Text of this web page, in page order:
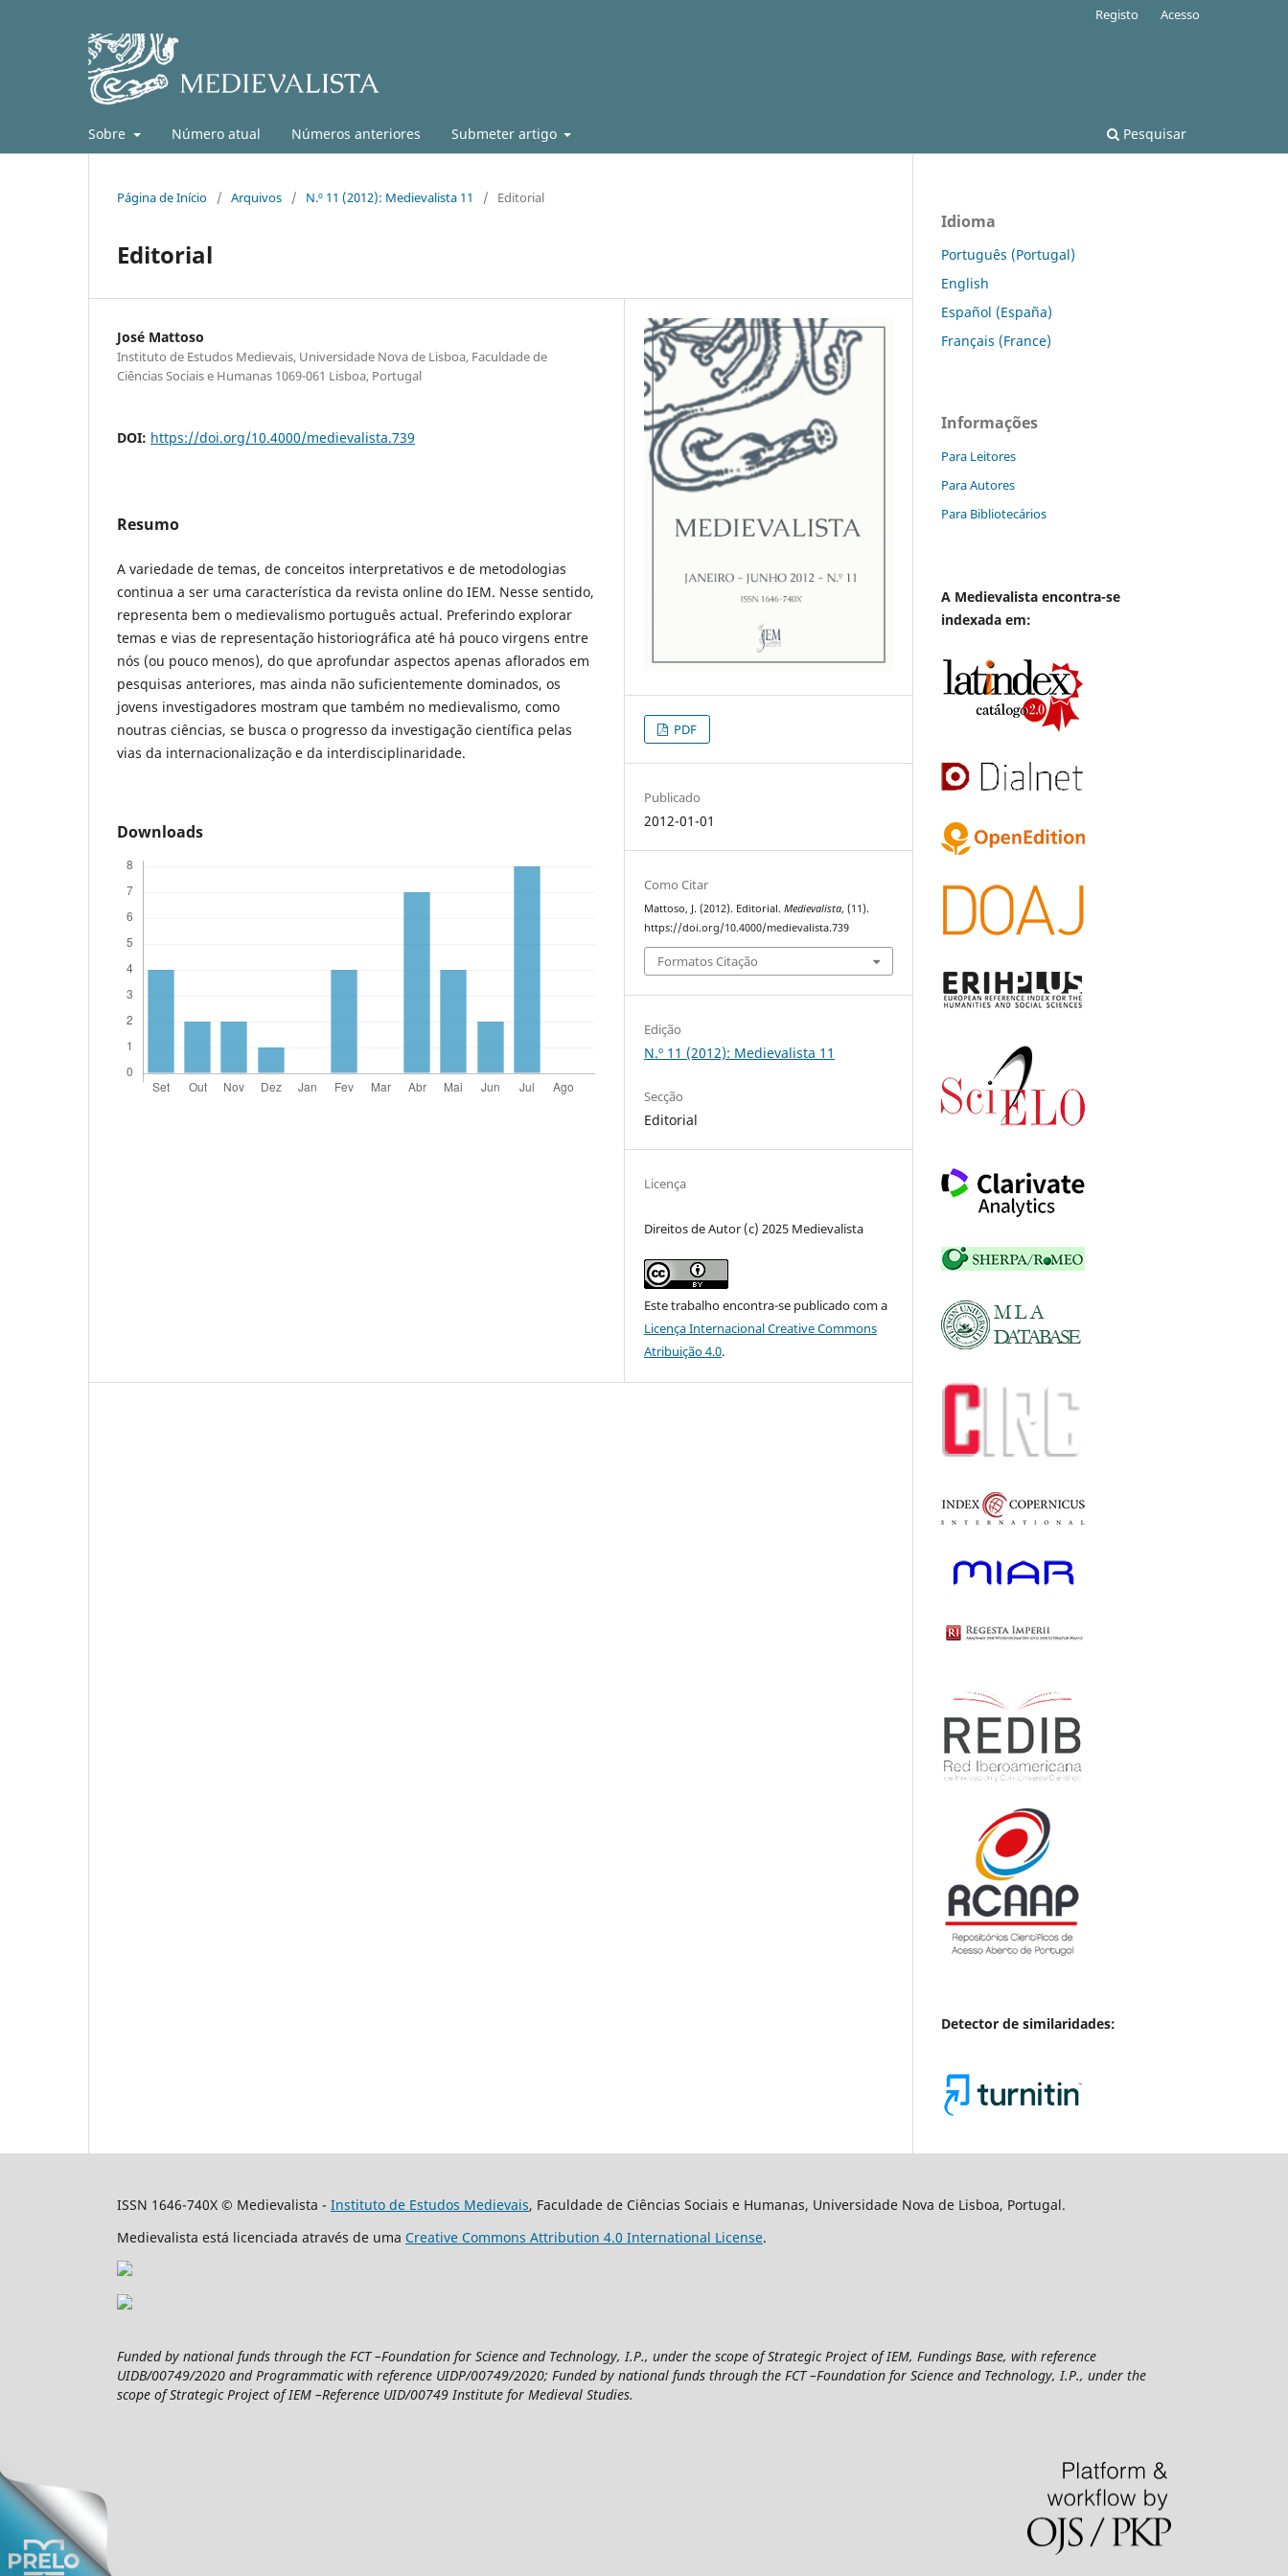
Sobre Número atual Números anteriores Submeter artigo Pesquisar
Registo Acesso
Página de Início / Arquivos / N.º 11 (2012): Medievalista 11 / Editorial
Editorial
José Mattoso
Instituto de Estudos Medievais, Universidade Nova de Lisboa, Faculdade de
Ciências Sociais e Humanas 1069-061 Lisboa, Portugal
DOI: https://doi.org/10.4000/medievalista.739
Resumo
A variedade de temas, de conceitos interpretativos e de metodologias
continua a ser uma característica da revista online do IEM. Nesse sentido,
representa bem o medievalismo português actual. Preferindo explorar
temas e vias de representação historiográfica até há pouco virgens entre
nós (ou pouco menos), do que aprofundar aspectos apenas aflorados em
pesquisas anteriores, mas ainda não suficientemente dominados, os
jovens investigadores mostram que também no medievalismo, como
noutras ciências, se busca o progresso da investigação científica pelas
vias da internacionalização e da interdisciplinaridade.
Downloads
PDF
Publicado
2012-01-01
Como Citar
Mattoso, J. (2012). Editorial.Medievalista, (11).
https://doi.org/10.4000/medievalista.739
Formatos Citação
Edição
N.º 11 (2012): Medievalista 11
Secção
Editorial
Licença
Direitos de Autor (c) 2025 Medievalista
Este trabalho encontra-se publicado com a
Licença Internacional Creative Commons
Atribuição 4.0.
Idioma
Português (Portugal)
English
Español (España)
Français (France)
Informações
Para Leitores
Para Autores
Para Bibliotecários
A Medievalista encontra-se
indexada em:
Detector de similaridades:
ISSN 1646-740X © Medievalista - Instituto de Estudos Medievais, Faculdade de Ciências Sociais e Humanas, Universidade Nova de Lisboa, Portugal.
Medievalista está licenciada através de uma Creative Commons Attribution 4.0 International License.
Funded by national funds through the FCT –Foundation for Science and Technology, I.P., under the scope of Strategic Project of IEM, Fundings Base, with reference
UIDB/00749/2020 and Programmatic with reference UIDP/00749/2020; Funded by national funds through the FCT –Foundation for Science and Technology, I.P., under the
scope of Strategic Project of IEM –Reference UID/00749 Institute for Medieval Studies.